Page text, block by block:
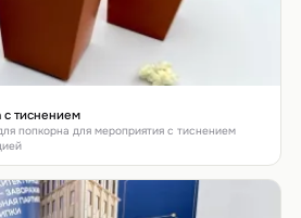
с тиснением
попкорна для мероприятия с тиснением